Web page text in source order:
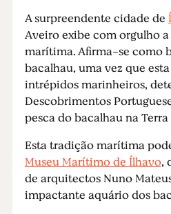
A surpreendente cidade de
Aveiro exibe com orgulho
marítima. Afirma-se como
bacalhau, uma vez que
intrépidos marinheiros,
Descobrimentos
pesca do bacalhau na Terra
Esta tradição marítima
Museu Marítimo de Ílhavo,
de arquitectos Nuno
impactante aquário dos